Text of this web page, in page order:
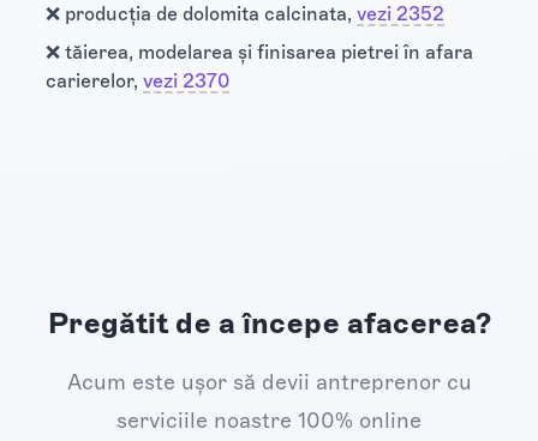
❌ producţia de dolomita calcinata, vezi 2352
❌ tăierea, modelarea şi finisarea pietrei în afara
carierelor, vezi 2370
Pregătit de a începe afacerea?
Acum este ușor să devii antreprenor cu
serviciile noastre 100% online